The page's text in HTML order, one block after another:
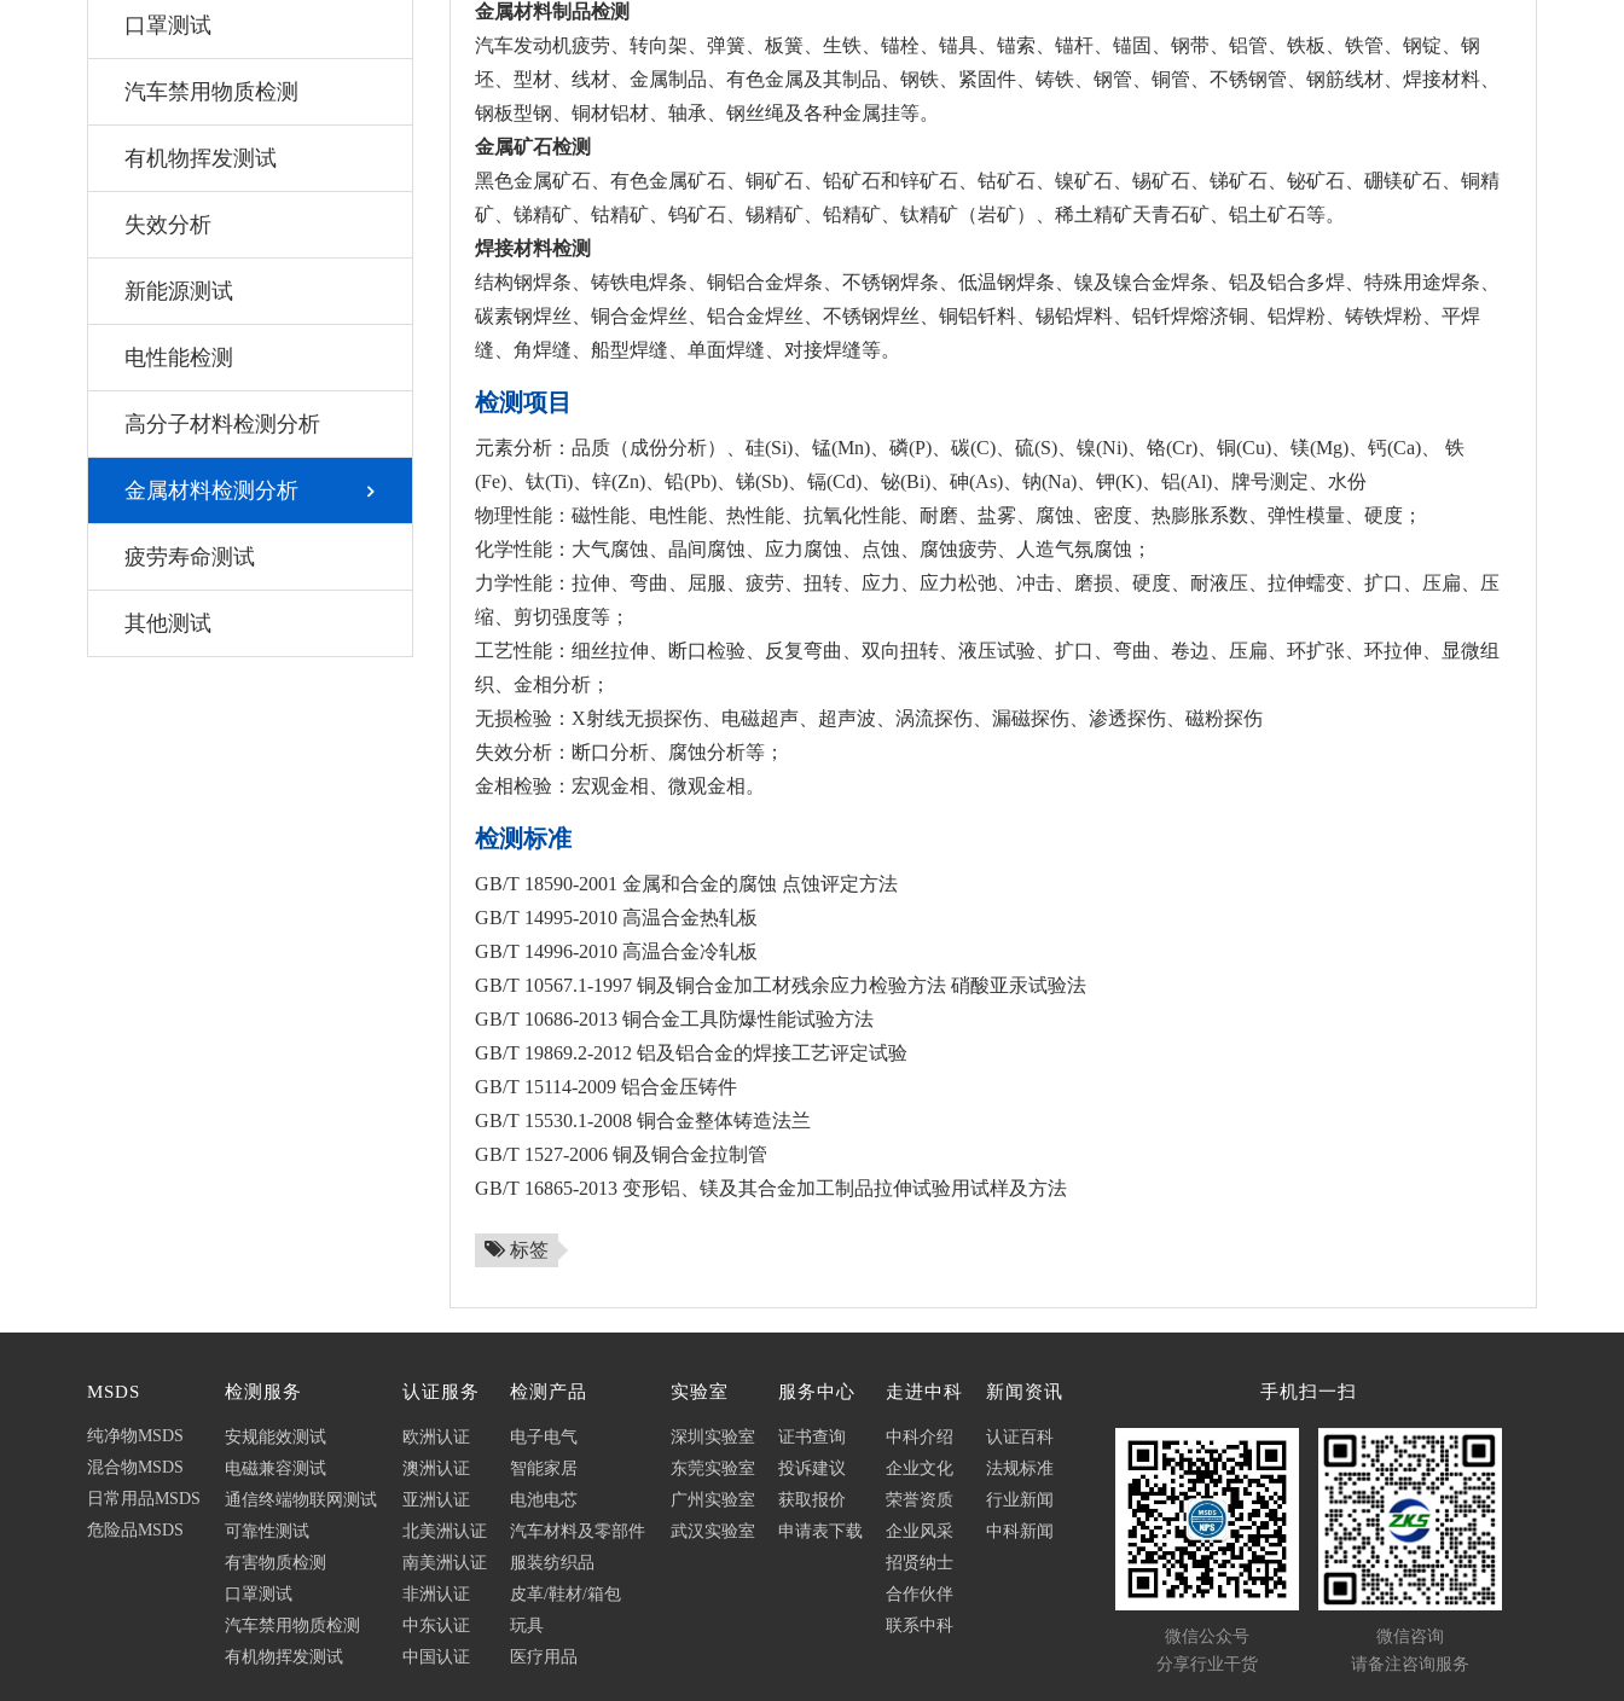
口罩测试
汽车禁用物质检测
有机物挥发测试
失效分析
新能源测试
电性能检测
高分子材料检测分析
金属材料检测分析
疲劳寿命测试
其他测试
金属材料制品检测
汽车发动机疲劳、转向架、弹簧、板簧、生铁、锚栓、锚具、锚索、锚杆、锚固、钢带、铝管、铁板、铁管、钢锭、钢
坯、型材、线材、金属制品、有色金属及其制品、钢铁、紧固件、铸铁、钢管、铜管、不锈钢管、钢筋线材、焊接材料、
钢板型钢、铜材铝材、轴承、钢丝绳及各种金属挂等。
金属矿石检测
黑色金属矿石、有色金属矿石、铜矿石、铅矿石和锌矿石、钴矿石、镍矿石、锡矿石、锑矿石、铋矿石、硼镁矿石、铜精
矿、锑精矿、钴精矿、钨矿石、锡精矿、铅精矿、钛精矿（岩矿）、稀土精矿天青石矿、铝土矿石等。
焊接材料检测
结构钢焊条、铸铁电焊条、铜铝合金焊条、不锈钢焊条、低温钢焊条、镍及镍合金焊条、铝及铝合多焊、特殊用途焊条、
碳素钢焊丝、铜合金焊丝、铝合金焊丝、不锈钢焊丝、铜铝钎料、锡铅焊料、铝钎焊熔济铜、铝焊粉、铸铁焊粉、平焊
缝、角焊缝、船型焊缝、单面焊缝、对接焊缝等。
检测项目
元素分析：品质（成份分析）、硅(Si)、锰(Mn)、磷(P)、碳(C)、硫(S)、镍(Ni)、铬(Cr)、铜(Cu)、镁(Mg)、钙(Ca)、 铁
(Fe)、钛(Ti)、锌(Zn)、铅(Pb)、锑(Sb)、镉(Cd)、铋(Bi)、砷(As)、钠(Na)、钾(K)、铝(Al)、牌号测定、水份
物理性能：磁性能、电性能、热性能、抗氧化性能、耐磨、盐雾、腐蚀、密度、热膨胀系数、弹性模量、硬度；
化学性能：大气腐蚀、晶间腐蚀、应力腐蚀、点蚀、腐蚀疲劳、人造气氛腐蚀；
力学性能：拉伸、弯曲、屈服、疲劳、扭转、应力、应力松弛、冲击、磨损、硬度、耐液压、拉伸蠕变、扩口、压扁、压
缩、剪切强度等；
工艺性能：细丝拉伸、断口检验、反复弯曲、双向扭转、液压试验、扩口、弯曲、卷边、压扁、环扩张、环拉伸、显微组
织、金相分析；
无损检验：X射线无损探伤、电磁超声、超声波、涡流探伤、漏磁探伤、渗透探伤、磁粉探伤
失效分析：断口分析、腐蚀分析等；
金相检验：宏观金相、微观金相。
检测标准
GB/T 18590-2001 金属和合金的腐蚀 点蚀评定方法
GB/T 14995-2010 高温合金热轧板
GB/T 14996-2010 高温合金冷轧板
GB/T 10567.1-1997 铜及铜合金加工材残余应力检验方法 硝酸亚汞试验法
GB/T 10686-2013 铜合金工具防爆性能试验方法
GB/T 19869.2-2012 铝及铝合金的焊接工艺评定试验
GB/T 15114-2009 铝合金压铸件
GB/T 15530.1-2008 铜合金整体铸造法兰
GB/T 1527-2006 铜及铜合金拉制管
GB/T 16865-2013 变形铝、镁及其合金加工制品拉伸试验用试样及方法
标签
MSDS
纯净物MSDS
混合物MSDS
日常用品MSDS
危险品MSDS
检测服务
安规能效测试
电磁兼容测试
通信终端物联网测试
可靠性测试
有害物质检测
口罩测试
汽车禁用物质检测
有机物挥发测试
认证服务
欧洲认证
澳洲认证
亚洲认证
北美洲认证
南美洲认证
非洲认证
中东认证
中国认证
检测产品
电子电气
智能家居
电池电芯
汽车材料及零部件
服装纺织品
皮革/鞋材/箱包
玩具
医疗用品
实验室
深圳实验室
东莞实验室
广州实验室
武汉实验室
服务中心
证书查询
投诉建议
获取报价
申请表下载
走进中科
中科介绍
企业文化
荣誉资质
企业风采
招贤纳士
合作伙伴
联系中科
新闻资讯
认证百科
法规标准
行业新闻
中科新闻
手机扫一扫
微信公众号
分享行业干货
微信咨询
请备注咨询服务